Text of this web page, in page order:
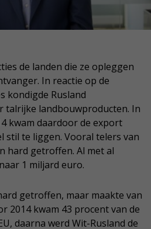
de landen die ze opleggen
In reactie op de
kondigde Rusland
talrijke landbouwproducten. In
kwam daardoor de export
stil te liggen. Vooral telers van
hard getroffen. Al met al
1 miljard euro.
getroffen, maar maakte van
2014 kwam 43 procent van de
daarna werd Wit-Rusland de